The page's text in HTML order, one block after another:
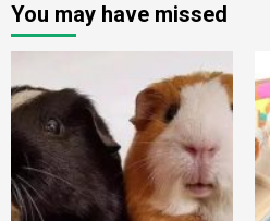
You may have missed